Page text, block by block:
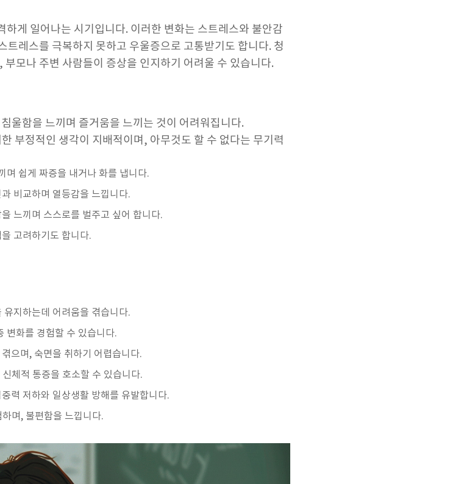
게 일어나는 시기입니다. 이러한 변화는 스트레스와 불안감
트레스를 극복하지 못하고 우울증으로 고통받기도 합니다. 청
모나 주변 사람들이 증상을 인지하기 어려울 수 있습니다.
울함을 느끼며 즐거움을 느끼는 것이 어려워집니다.
부정적인 생각이 지배적이며, 아무것도 할 수 없다는 무기력
며 쉽게 짜증을 내거나 화를 냅니다.
비교하며 열등감을 느낍니다.
느끼며 스스로를 벌주고 싶어 합니다.
고려하기도 합니다.
지하는데 어려움을 겪습니다.
변화를 경험할 수 있습니다.
으며, 숙면을 취하기 어렵습니다.
체적 통증을 호소할 수 있습니다.
력 저하와 일상생활 방해를 유발합니다.
며, 불편함을 느낍니다.